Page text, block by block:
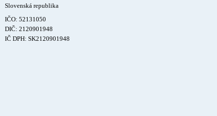
Slovenská republika
IČO: 52131050
DIČ: 2120901948
IČ DPH: SK2120901948